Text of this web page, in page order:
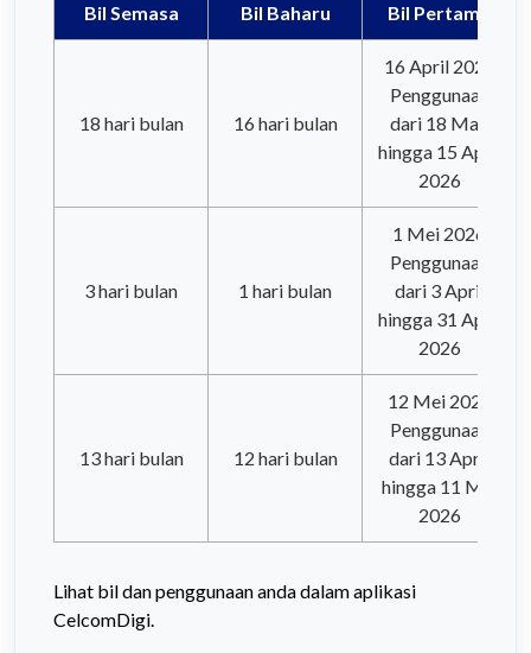
Bil Semasa
Bil Baharu
Bil Pertama
18 hari bulan 16 hari bulan
16 April 2026
Penggunaan
dari 18 Mac
hingga 15 April
2026
3 hari bulan 1 hari bulan
1 Mei 2026
Penggunaan
dari 3 April
hingga 31 April
2026
13 hari bulan 12 hari bulan
12 Mei 2026
Penggunaan
dari 13 April
hingga 11 Mei
2026
Lihat bil dan penggunaan anda dalam aplikasi
CelcomDigi.